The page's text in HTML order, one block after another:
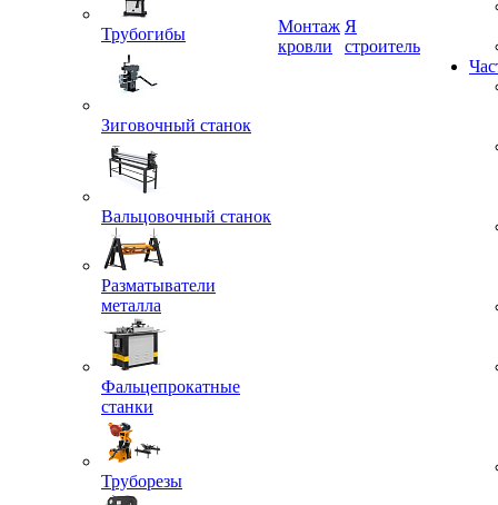
Трубогибы
Зиговочный станок
Вальцовочный станок
Разматыватели
металла
Фальцепрокатные
станки
Труборезы